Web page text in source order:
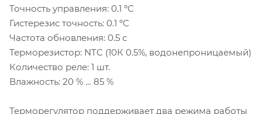
Точность управления: 0.1 ºС
Гистерезис точность: 0.1 ºС
Частота обновления: 0.5 с
Терморезистор: NTC (10К 0.5%, водонепроницаемый)
Количество реле: 1 шт.
Влажность: 20 % … 85 %
Терморегулятор поддерживает два режима работы